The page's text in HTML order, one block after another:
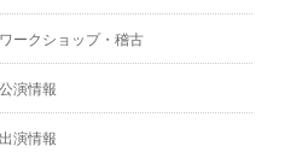
ワークショップ・稽古
公演情報
出演情報